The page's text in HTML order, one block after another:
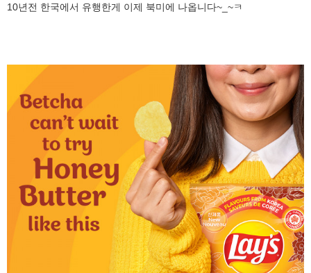
10년전 한국에서 유행한게 이제 북미에 나옵니다~_~ㅋ